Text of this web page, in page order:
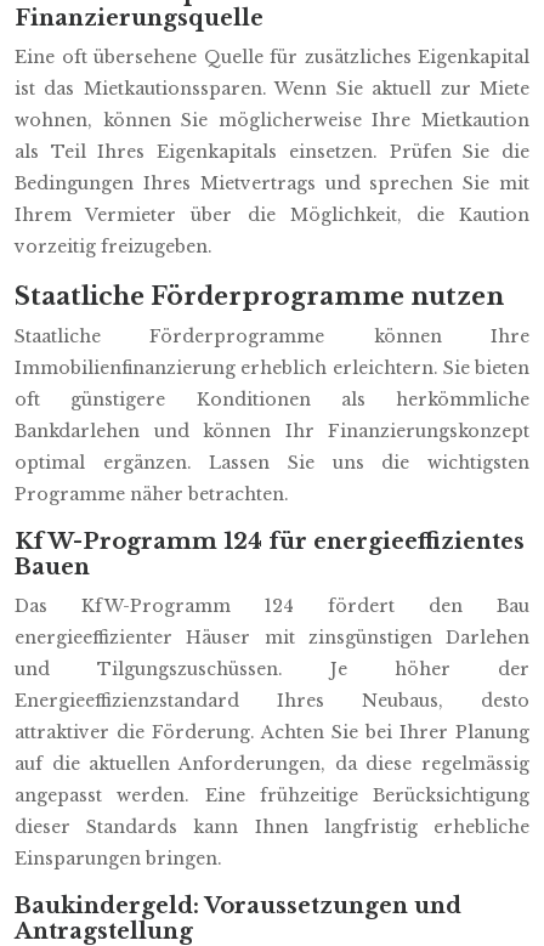
Finanzierungsquelle
Eine oft übersehene Quelle für zusätzliches Eigenkapital
ist das Mietkautionssparen. Wenn Sie aktuell zur Miete
wohnen, können Sie möglicherweise Ihre Mietkaution
als Teil Ihres Eigenkapitals einsetzen. Prüfen Sie die
Bedingungen Ihres Mietvertrags und sprechen Sie mit
Ihrem Vermieter über die Möglichkeit, die Kaution
vorzeitig freizugeben.
Staatliche Förderprogramme nutzen
Staatliche Förderprogramme können Ihre
Immobilienfinanzierung erheblich erleichtern. Sie bieten
oft günstigere Konditionen als herkömmliche
Bankdarlehen und können Ihr Finanzierungskonzept
optimal ergänzen. Lassen Sie uns die wichtigsten
Programme näher betrachten.
KfW-Programm 124 für energieeffizientes
Bauen
Das KfW-Programm 124 fördert den Bau
energieeffizienter Häuser mit zinsgünstigen Darlehen
und Tilgungszuschüssen. Je höher der
Energieeffizienzstandard Ihres Neubaus, desto
attraktiver die Förderung. Achten Sie bei Ihrer Planung
auf die aktuellen Anforderungen, da diese regelmässig
angepasst werden. Eine frühzeitige Berücksichtigung
dieser Standards kann Ihnen langfristig erhebliche
Einsparungen bringen.
Baukindergeld: Voraussetzungen und
Antragstellung